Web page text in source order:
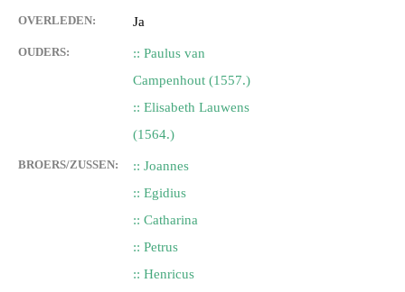
OVERLEDEN: Ja
OUDERS:
:: Paulus van
Campenhout (1557.)
:: Elisabeth Lauwens
(1564.)
BROERS/ZUSSEN:
:: Joannes
:: Egidius
:: Catharina
:: Petrus
:: Henricus